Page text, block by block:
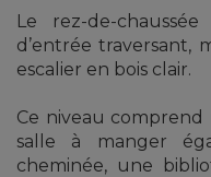
Le rez-de-
d’entrée
escalier en bois clair.
Ce niveau
salle à manger
cheminée, une